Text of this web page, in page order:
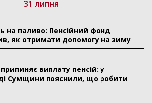
31 липня
на паливо: Пенсійний фонд
як отримати допомогу на зиму
виплату пенсій: у
Сумщини пояснили, що робити